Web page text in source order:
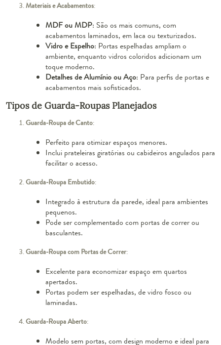
Materiais e Acabamentos:
MDF ou MDP: São os mais comuns, com
acabamentos laminados, em laca ou texturizados.
Vidro e Espelho: Portas espelhadas ampliam o
ambiente, enquanto vidros coloridos adicionam um
toque moderno.
Detalhes de Alumínio ou Aço: Para perfis de portas e
acabamentos mais sofisticados.
Tipos de Guarda-Roupas Planejados
Guarda-Roupa de Canto:
Perfeito para otimizar espaços menores.
Inclui prateleiras giratórias ou cabideiros angulados para
facilitar o acesso.
Guarda-Roupa Embutido:
Integrado à estrutura da parede, ideal para ambientes
pequenos.
Pode ser complementado com portas de correr ou
basculantes.
Guarda-Roupa com Portas de Correr:
Excelente para economizar espaço em quartos
apertados.
Portas podem ser espelhadas, de vidro fosco ou
laminadas.
Guarda-Roupa Aberto:
Modelo sem portas, com design moderno e ideal para